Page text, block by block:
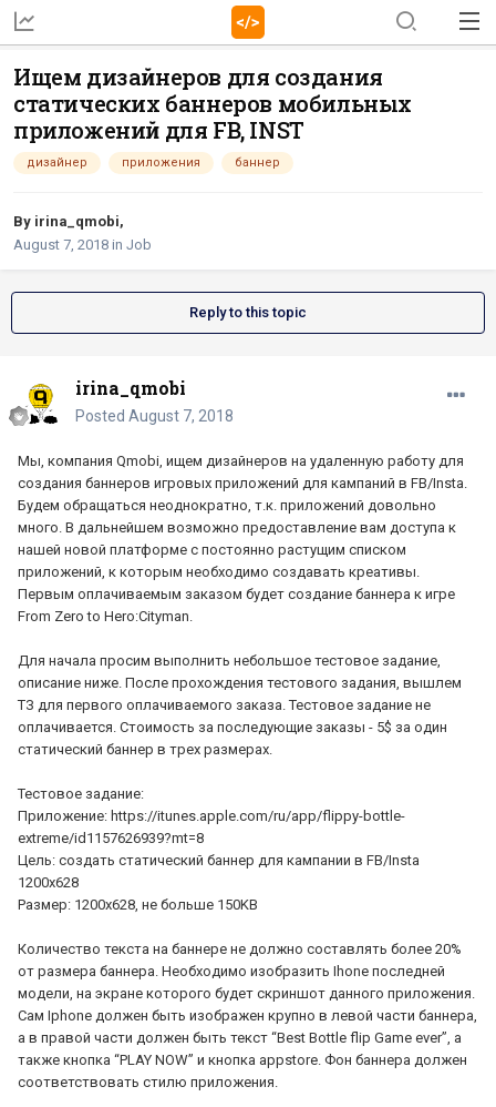
Ищем дизайнеров для создания
статических баннеров мобильных
приложений для FB, INST
дизайнер приложения баннер
By irina_qmobi,
August 7, 2018 in Job
Reply to this topic
irina_qmobi
Posted August 7, 2018
Мы, компания Qmobi, ищем дизайнеров на удаленную работу для
создания баннеров игровых приложений для кампаний в FB/Insta.
Будем обращаться неоднократно, т.к. приложений довольно
много. В дальнейшем возможно предоставление вам доступа к
нашей новой платформе с постоянно растущим списком
приложений, к которым необходимо создавать креативы.
Первым оплачиваемым заказом будет создание баннера к игре
From Zero to Hero:Cityman.
Для начала просим выполнить небольшое тестовое задание,
описание ниже. После прохождения тестового задания, вышлем
ТЗ для первого оплачиваемого заказа. Тестовое задание не
оплачивается. Стоимость за последующие заказы - 5$ за один
статический баннер в трех размерах.
Тестовое задание:
Приложение: https://itunes.apple.com/ru/app/flippy-bottle-
extreme/id1157626939?mt=8
Цель: создать статический баннер для кампании в FB/Insta
1200x628
Размер: 1200x628, не больше 150KB
Количество текста на баннере не должно составлять более 20%
от размера баннера. Необходимо изобразить Ihone последней
модели, на экране которого будет скриншот данного приложения.
Сам Iphone должен быть изображен крупно в левой части баннера,
а в правой части должен быть текст “Best Bottle flip Game ever”, а
также кнопка “PLAY NOW” и кнопка appstore. Фон баннера должен
соответствовать стилю приложения.